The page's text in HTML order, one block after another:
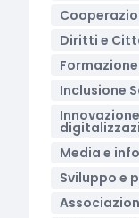
Diritti e
Inclusione
Media e
Sviluppo e